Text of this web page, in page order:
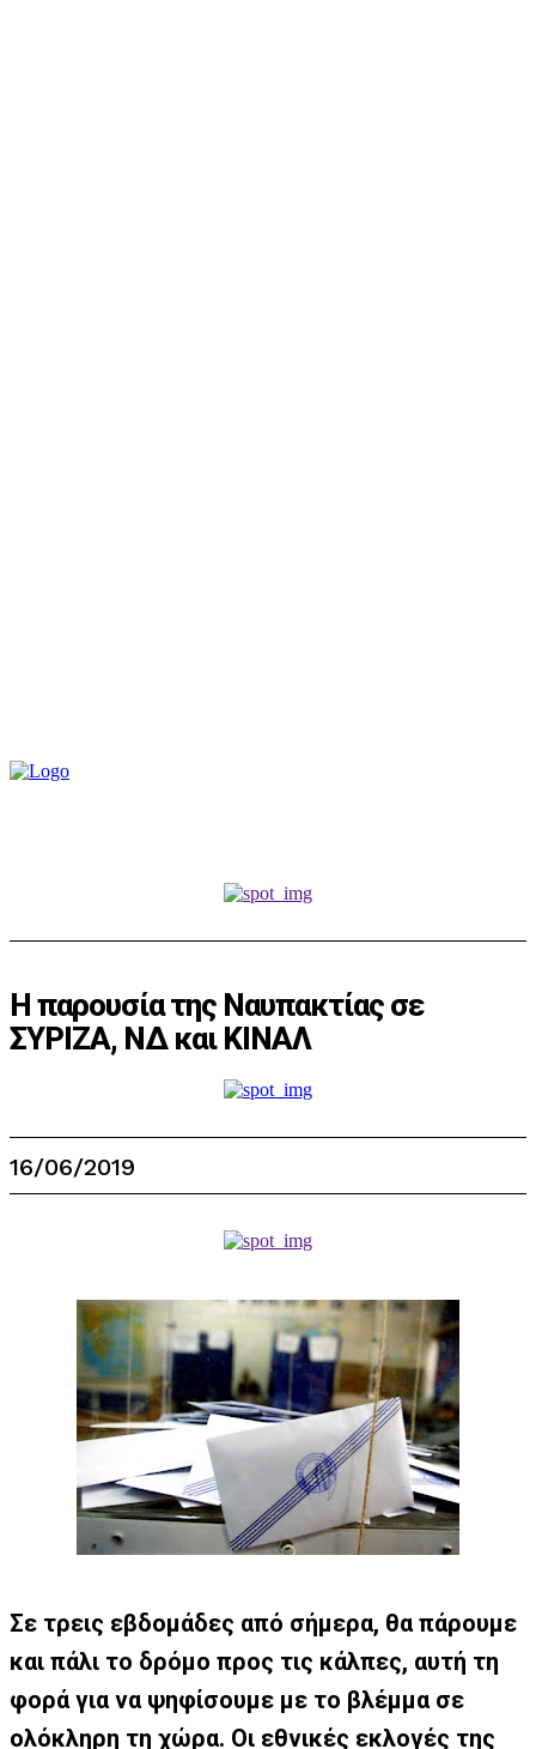
Η παρουσία της Ναυπακτίας σε
ΣΥΡΙΖΑ, ΝΔ και ΚΙΝΑΛ
16/06/2019
Σε τρεις εβδομάδες από σήμερα, θα πάρουμε
και πάλι το δρόμο προς τις κάλπες, αυτή τη
φορά για να ψηφίσουμε με το βλέμμα σε
ολόκληρη τη χώρα. Οι εθνικές εκλογές της